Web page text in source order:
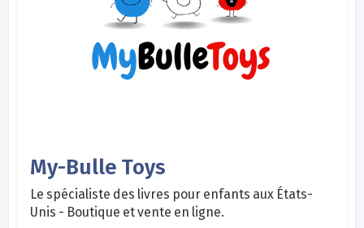
My-Bulle Toys
Le spécialiste des livres pour enfants aux États-
Unis - Boutique et vente en ligne.